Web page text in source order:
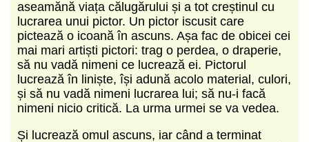
aseamănă viața călugărului și a tot creștinul cu
lucrarea unui pictor. Un pictor iscusit care
pictează o icoană în ascuns. Așa fac de obicei cei
mai mari artiști pictori: trag o perdea, o draperie,
să nu vadă nimeni ce lucrează ei. Pictorul
lucrează în liniște, își adună acolo material, culori,
și să nu vadă nimeni lucrarea lui; să nu-i facă
nimeni nicio critică. La urma urmei se va vedea.
Și lucrează omul ascuns, iar când a terminat